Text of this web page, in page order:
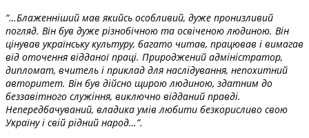
“…Блаженніший мав якийсь особливий, дуже пронизливий
погляд. Він був дуже різнобічною та освіченою людиною. Він
цінував українську культуру, багато читав, працював і вимагав
від оточення відданої праці. Природжений адміністратор,
дипломат, вчитель і приклад для наслідування, непохитний
авторитет. Він був дійсно щирою людиною, здатним до
беззавітного служіння, виключно відданий правді.
Непередбачуваний, владика умів любити безкорисливо свою
Україну і свій рідний народ…”.